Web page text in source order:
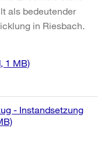
als bedeutender
in Riesbach.
1 MB)
- Instandsetzung